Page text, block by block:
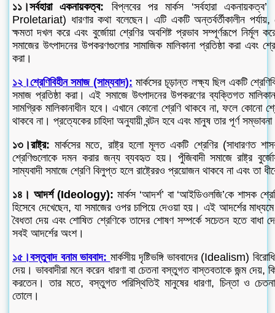
১১।সর্বহারা একনায়কত্ব: বিপ্লবের পর মার্কস ‘সর্বহারা
Proletariat) ধারণার কথা বলেছেন। এটি একটি অন্তর্বর্তীকালীন পর্যায়,
ক্ষমতা দখল করে এবং বুর্জোয়া শ্রেণির অবশিষ্ট প্রভাব সম্পূর্ণরূপে নির্মূল
সমাজের উৎপাদনের উপকরণগুলোর সামাজিক মালিকানা প্রতিষ্ঠা করা এবং
করা।
১২।শ্রেণিবিহীন সমাজ (সাম্যবাদ): মার্কসের চূড়ান্ত লক্ষ্য ছিল একটি
সমাজ প্রতিষ্ঠা করা। এই সমাজে উৎপাদনের উপকরণের ব্যক্তিগত
সামগ্রিক মালিকানাধীন হবে। এখানে কোনো শ্রেণি থাকবে না, ফলে কোনো
থাকবে না। প্রত্যেকের চাহিদা অনুযায়ী বন্টন হবে এবং মানুষ তার পূর্ণ
১৩।রাষ্ট্র:মার্কসের মতে, রাষ্ট্র হলো মূলত একটি শ্রেণির (সাধারণত
শ্রেণিগুলোকে দমন করার জন্য ব্যবহৃত হয়। পুঁজিবাদী সমাজে রাষ্ট্র
সাম্যবাদী সমাজে শ্রেণি বিলুপ্ত হলে রাষ্ট্রেরও প্রয়োজন থাকবে না এবং তা
১৪। আদর্শ (Ideology): মার্কস ‘আদর্শ’ বা ‘আইডিওলজি’কে শাসক
হিসেবে দেখেছেন, যা সমাজের ওপর চাপিয়ে দেওয়া হয়। এই আদর্শের
বৈধতা দেয় এবং শোষিত শ্রেণিকে তাদের শোষণ সম্পর্কে সচেতন হতে
সবই আদর্শের অংশ।
১৫।বস্তুবাদ বনাম ভাববাদ: মার্কসীয় দৃষ্টিভঙ্গি ভাববাদের (Idealism)
দেয়। ভাববাদীরা মনে করেন ধারণা বা চেতনা বস্তুগত বাস্তবতাকে জন্ম দেয়,
করতেন। তার মতে, বস্তুগত পরিস্থিতিই মানুষের ধারণা, চিন্তা ও
তোলে।